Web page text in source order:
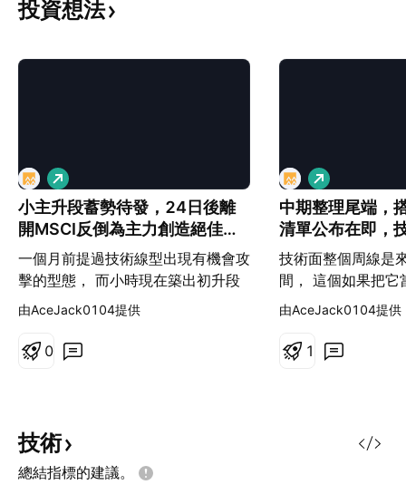
投資想法
小主升段蓄勢待發，24日後離
開MSCI反倒為主力創造絕佳時
一個月前提過技術線型出現有機會攻
擊的型態， 而小時現在築出初升段
之後再攻，目前低點差不多就是小主
未被破壞，接下來有機會迎來小主升
戶都是最後一個知道，機構早就開始
出清持股， 而在大機構出清的時間
中，股價卻持續緩步往上，顯示市場
看
多
由AceJack0104提供
0
中期整理尾端，
清單公布在即，
性增高
技術面整個周線是
間， 這個如果把
年開啟攻勢的大B
短高之後的下殺已
會就上升。 小時
上，現在第四波下
看
多
由AceJack0104提供
1
技術
總結指標的建議。